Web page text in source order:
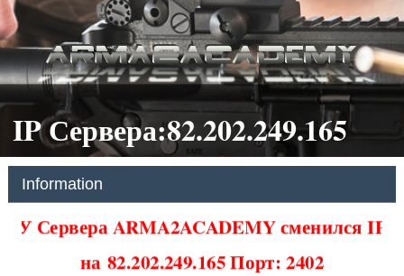
IP Сервера:82.202.249.165
Information
У Сервера ARMA2ACADEMY сменился IP
на82.202.249.165 Порт: 2402